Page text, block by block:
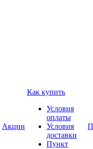
Акции
Как купить
Условия
оплаты
Условия
доставки
Пункт